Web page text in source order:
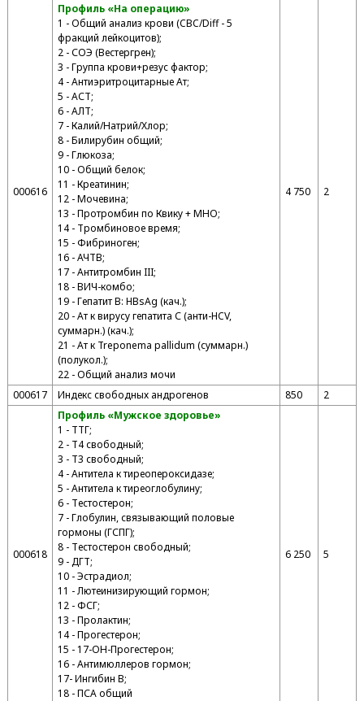
000616
Профиль «На операцию»
1 - Общий анализ крови (CBC/Diff - 5
фракций лейкоцитов);
2 - СОЭ (Вестергрен);
3 - Группа крови+резус фактор;
4 - Антиэритроцитарные Ат;
5 - АСТ;
6 - АЛТ;
7 - Калий/Натрий/Хлор;
8 - Билирубин общий;
9 - Глюкоза;
10 - Общий белок;
11 - Креатинин;
12 - Мочевина;
13 - Протромбин по Квику + МНО;
14 - Тромбиновое время;
15 - Фибриноген;
16 - АЧТВ;
17 - Антитромбин III;
18 - ВИЧ-комбо;
19 - Гепатит В: HВsAg (кач.);
20 - Ат к вирусу гепатита С (анти-HCV,
суммарн.) (кач.);
21 - Ат к Treponema pallidum (суммарн.)
(полукол.);
22 - Общий анализ мочи
4 750 2
000617 Индекс свободных андрогенов 850 2
000618
Профиль «Мужское здоровье»
1 - ТТГ;
2 - T4 свободный;
3 - T3 свободный;
4 - Антитела к тиреопероксидазе;
5 - Антитела к тиреоглобулину;
6 - Тестостерон;
7 - Глобулин, связывающий половые
гормоны (ГСПГ);
8 - Тестостерон свободный;
9 - ДГТ;
10 - Эстрадиол;
11 - Лютеинизирующий гормон;
12 - ФСГ;
13 - Пролактин;
14 - Прогестерон;
15 - 17-ОН-Прогестерон;
16 - Антимюллеров гормон;
17- Ингибин В;
18 - ПСА общий
6 250 5